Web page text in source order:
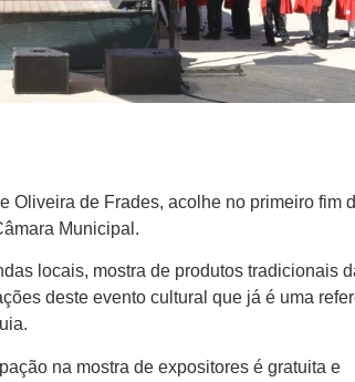
Oliveira de Frades, acolhe no primeiro fim
Municipal.
locais, mostra de produtos tradicionais
deste evento cultural que já é uma
na mostra de expositores é gratuita e